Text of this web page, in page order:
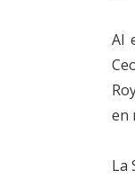
Al
en
La